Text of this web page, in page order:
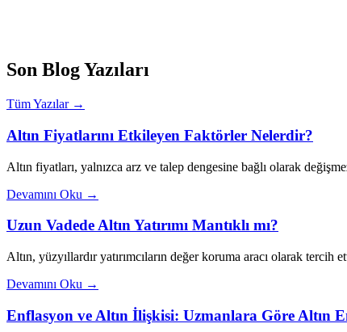
Son Blog Yazıları
Tüm Yazılar →
Altın Fiyatlarını Etkileyen Faktörler Nelerdir?
Altın fiyatları, yalnızca arz ve talep dengesine bağlı olarak
Devamını Oku →
Uzun Vadede Altın Yatırımı Mantıklı mı?
Altın, yüzyıllardır yatırımcıların değer koruma aracı olarak tercih
Devamını Oku →
Enflasyon ve Altın İlişkisi: Uzmanlara Göre Altın